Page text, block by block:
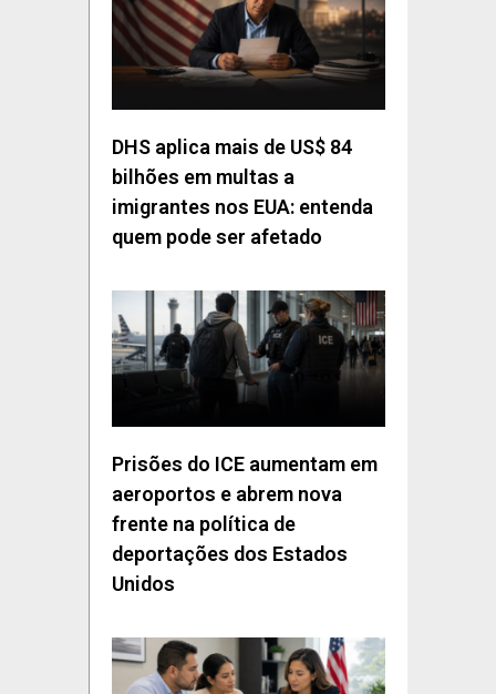
DHS aplica mais de US$ 84
bilhões em multas a
imigrantes nos EUA: entenda
quem pode ser afetado
Prisões do ICE aumentam em
aeroportos e abrem nova
frente na política de
deportações dos Estados
Unidos